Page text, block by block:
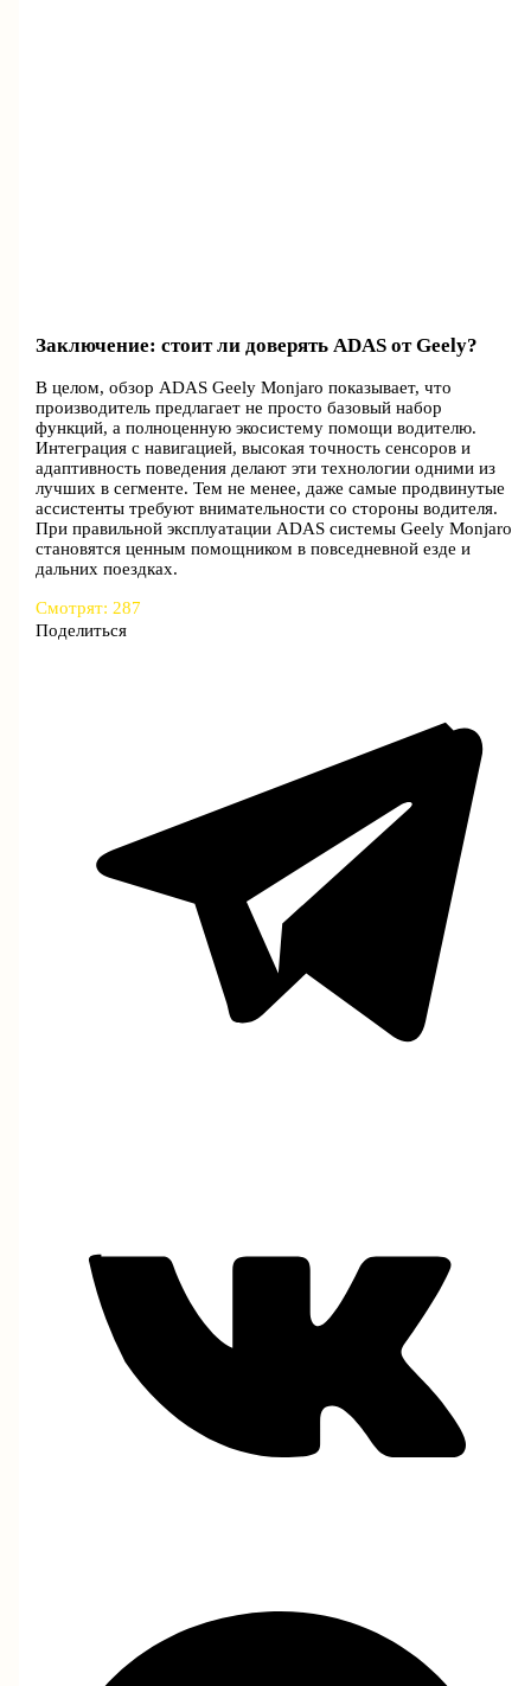
Заключение: стоит ли доверять ADAS от Geely?
В целом, обзор ADAS Geely Monjaro показывает, что
производитель предлагает не просто базовый набор
функций, а полноценную экосистему помощи водителю.
Интеграция с навигацией, высокая точность сенсоров и
адаптивность поведения делают эти технологии одними из
лучших в сегменте. Тем не менее, даже самые продвинутые
ассистенты требуют внимательности со стороны водителя.
При правильной эксплуатации ADAS системы Geely Monjaro
становятся ценным помощником в повседневной езде и
дальних поездках.
Смотрят: 287
Поделиться